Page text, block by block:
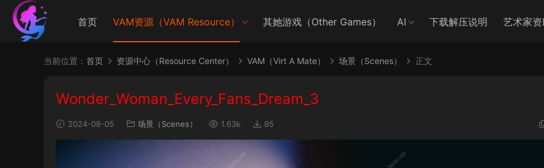
首页 VAM资源（VAM Resource） 其她游戏（Other Games） AI 下载解压说明 艺术家
当前位置： 首页 资源中心（Resource Center） VAM（Virt A Mate） 场景（Scenes） 正文
Wonder_Woman_Every_Fans_Dream_3
2024-08-05 场景（Scenes） 1.63k 95